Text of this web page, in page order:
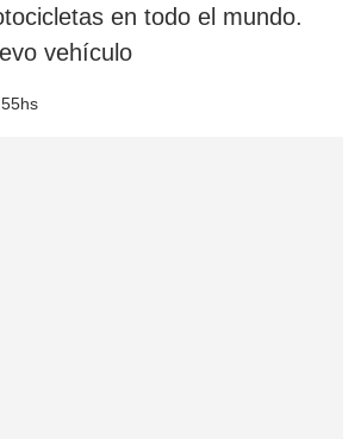
en todo el mundo.
vehículo